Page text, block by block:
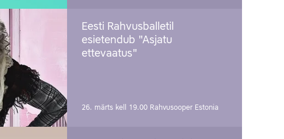
Eesti Rahvusballetil
esietendub "Asjatu
ettevaatus"
26. märts kell 19.00 Rahvusooper Estonia